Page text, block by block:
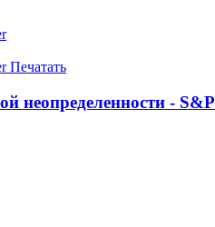
Печатать
неопределенности - S&P